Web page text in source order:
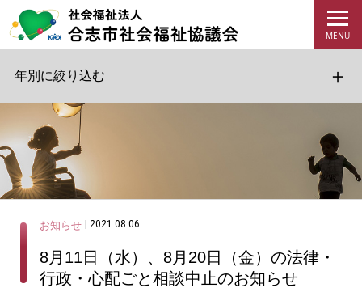
年別に絞り込む
お知らせ | 2021.08.06
8月11日（水）、8月20日（金）の法律・
行政・心配ごと相談中止のお知らせ